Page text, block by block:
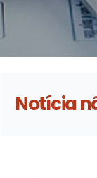
Notícia